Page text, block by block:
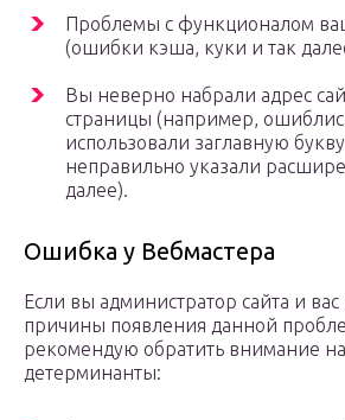
Проблемы с функционалом
(ошибки кэша, куки и так
Вы неверно набрали адрес
страницы (например,
использовали заглавную
неправильно указали
далее).
Ошибка у Вебмастера
Если вы администратор сайта и вас
причины появления данной
рекомендую обратить внимание
детерминанты: